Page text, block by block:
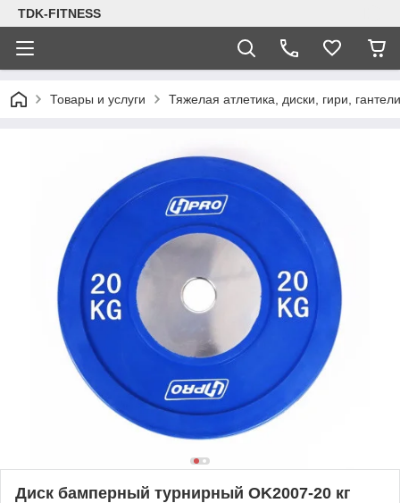
TDK-FITNESS
Товары и услуги Тяжелая атлетика, диски, гири, гантели
Диск бамперный турнирный OK2007-20 кг